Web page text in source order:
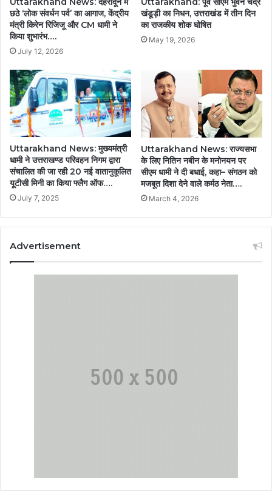
छठे ‘लोक संवर्धन पर्व’ का आगाज, केंद्रीय
मंत्री किरेन रिजिजू और CM धामी ने
किया शुभारंभ….
July 12, 2026
खंडूड़ी का निधन, उत्तराखंड में तीन दिन
का राजकीय शोक घोषित
May 19, 2026
Uttarakhand News: मुख्यमंत्री
धामी ने उत्तराखण्ड परिवहन निगम द्वारा
संचालित की जा रही 20 नई वातानुकूलित
यूटीसी मिनी का किया फ्लैग ऑफ….
July 7, 2025
Uttarakhand News: राज्यसभा
के लिए नितिन नबीन के मनोनयन पर
सीएम धामी ने दी बधाई, कहा– संगठन को
मजबूत दिशा देने वाले कर्मठ नेता….
March 4, 2026
Advertisement